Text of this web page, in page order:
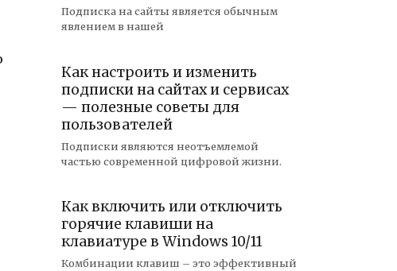
Подписка на сайты является обычным
явлением в нашей
Как настроить и изменить
подписки на сайтах и сервисах
— полезные советы для
пользователей
Подписки являются неотъемлемой
частью современной цифровой жизни.
Как включить или отключить
горячие клавиши на
клавиатуре в Windows 10/11
Комбинации клавиш – это эффективный